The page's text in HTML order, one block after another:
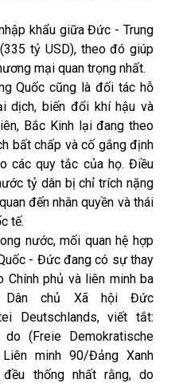
khẩu giữa Đức - Trung
tỷ USD), theo đó giúp
mại quan trọng nhất.
Quốc cũng là đối tác hỗ
dịch, biến đổi khí hậu và
Bắc Kinh lại đang theo
bất chấp và cố gắng định
các quy tắc của họ. Điều
tỷ dân bị chỉ trích nặng
đến nhân quyền và thái
tế.
nước, mối quan hệ hợp
- Đức đang có sự thay
Chính phủ và liên minh ba
Dân chủ Xã hội Đức
Deutschlands, viết tắt:
(Freie Demokratische
minh 90/Đảng Xanh
đều thống nhất rằng, do